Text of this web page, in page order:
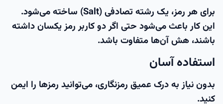
برای هر رمز، یک رشته تصادفی (Salt) ساخته می‌شود.
این کار باعث می‌شود حتی اگر دو کاربر رمز یکسان داشته
باشند، هش آن‌ها متفاوت باشد.
استفاده آسان
بدون نیاز به درک عمیق رمزنگاری، می‌توانید رمزها را ایمن
کنید.